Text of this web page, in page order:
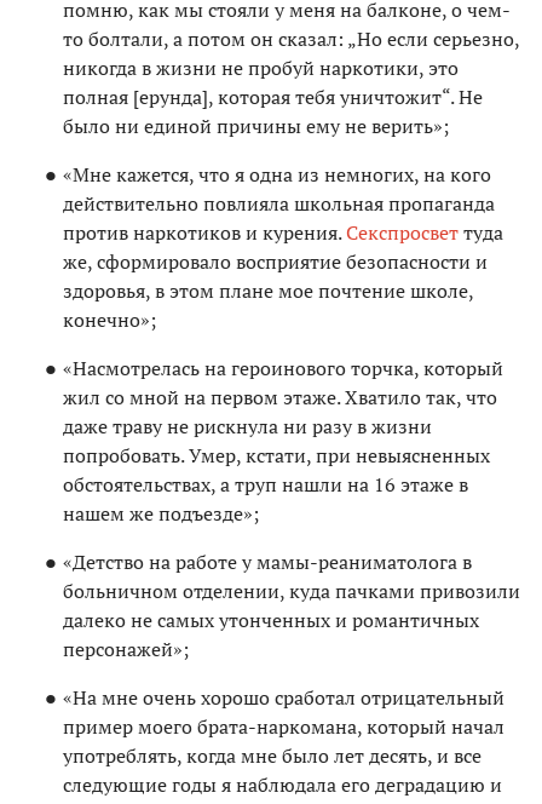
помню, как мы стояли у меня на балконе, о чем-
то болтали, а потом он сказал: „Но если серьезно,
никогда в жизни не пробуй наркотики, это
полная [ерунда], которая тебя уничтожит“. Не
было ни единой причины ему не верить»;
«Мне кажется, что я одна из немногих, на кого
действительно повлияла школьная пропаганда
против наркотиков и курения.Секспросветтуда
же, сформировало восприятие безопасности и
здоровья, в этом плане мое почтение школе,
конечно»;
«Насмотрелась на героинового торчка, который
жил со мной на первом этаже. Хватило так, что
даже траву не рискнула ни разу в жизни
попробовать. Умер, кстати, при невыясненных
обстоятельствах, а труп нашли на 16 этаже в
нашем же подъезде»;
«Детство на работе у мамы-реаниматолога в
больничном отделении, куда пачками привозили
далеко не самых утонченных и романтичных
персонажей»;
«На мне очень хорошо сработал отрицательный
пример моего брата-наркомана, который начал
употреблять, когда мне было лет десять, и все
следующие годы я наблюдала его деградацию и